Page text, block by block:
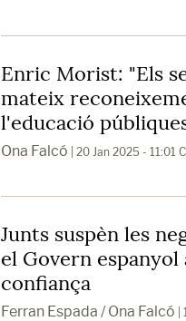
Enric Morist: "Els
mateix
l'educació
Ona Falcó | 20 Jan 2025 - 11:01
Junts suspèn les
el Govern espanyol
confiança
Ferran Espada / Ona Falcó